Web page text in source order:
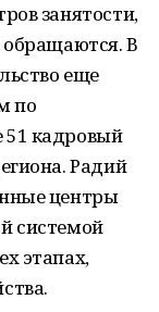
занятости,
В
еще
по
51 кадровый
Радий
центры
системой
этапах,